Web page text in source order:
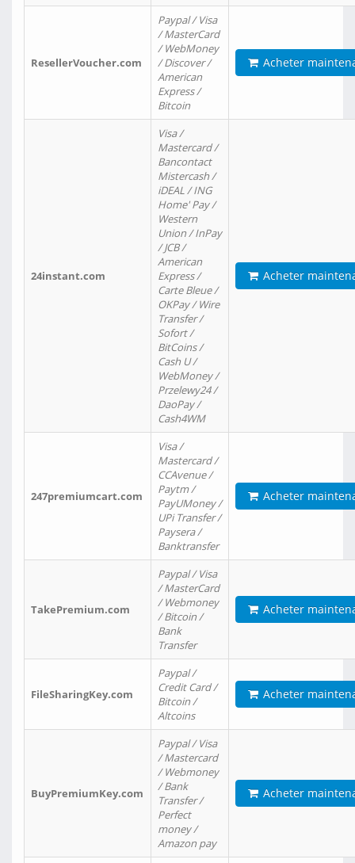
ResellerVoucher.com
Paypal / Visa
/ MasterCard
/ WebMoney
/ Discover /
American
Express /
Bitcoin
Acheter
24instant.com
Visa /
Mastercard /
Bancontact
Mistercash /
iDEAL / ING
Home' Pay /
Western
Union / InPay
/ JCB /
American
Express /
Carte Bleue /
OKPay / Wire
Transfer /
Sofort /
BitCoins /
Cash U /
WebMoney /
Przelewy24 /
DaoPay /
Cash4WM
Acheter
247premiumcart.com
Visa /
Mastercard /
CCAvenue /
Paytm /
PayUMoney /
UPi Transfer /
Paysera /
Banktransfer
Acheter
TakePremium.com
Paypal / Visa
/ MasterCard
/ Webmoney
/ Bitcoin /
Bank
Transfer
Acheter
FileSharingKey.com
Paypal /
Credit Card /
Bitcoin /
Altcoins
Acheter
BuyPremiumKey.com
Paypal / Visa
/ Mastercard
/ Webmoney
/ Bank
Transfer /
Perfect
money /
Amazon pay
Acheter